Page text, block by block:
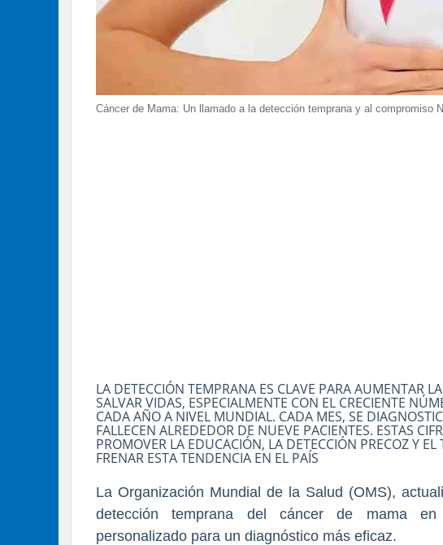
Cáncer de Mama: Un llamado a la detección temprana y al compromiso
LA DETECCIÓN TEMPRANA ES CLAVE PARA AUMENTAR
SALVAR VIDAS, ESPECIALMENTE CON EL CRECIENTE
CADA AÑO A NIVEL MUNDIAL. CADA MES, SE
FALLECEN ALREDEDOR DE NUEVE PACIENTES. ESTAS
PROMOVER LA EDUCACIÓN, LA DETECCIÓN PRECOZ Y
FRENAR ESTA TENDENCIA EN EL PAÍS
La Organización Mundial de la Salud (OMS),
detección temprana del cáncer de mama
personalizado para un diagnóstico más eficaz.